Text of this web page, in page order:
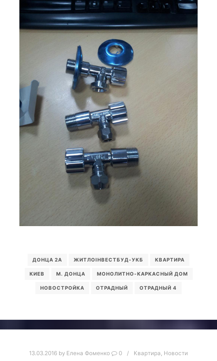
ДОНЦА 2А ЖИТЛОІНВЕСТБУД-УКБ КВАРТИРА
КИЕВ М. ДОНЦА МОНОЛИТНО-КАРКАСНЫЙ ДОМ
НОВОСТРОЙКА ОТРАДНЫЙ ОТРАДНЫЙ 4
13.03.2016 by Елена Фоменко 0 Квартира Новости